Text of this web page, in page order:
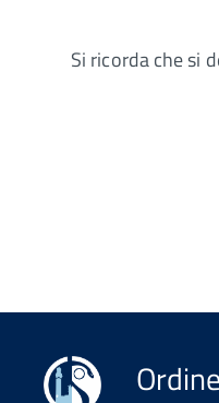
Si ricorda che si